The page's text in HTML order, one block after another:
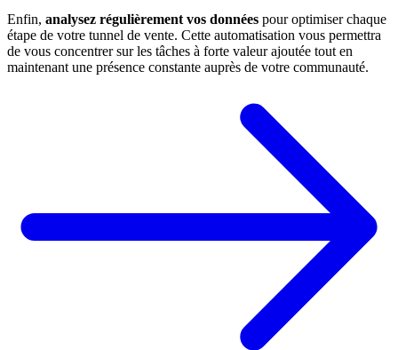
Enfin, analysez régulièrement vos données pour optimiser chaque
étape de votre tunnel de vente. Cette automatisation vous permettra
de vous concentrer sur les tâches à forte valeur ajoutée tout en
maintenant une présence constante auprès de votre communauté.